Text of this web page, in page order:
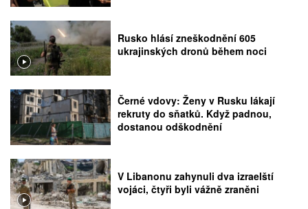
Rusko hlásí zneškodnění 605
ukrajinských dronů během noci
Černé vdovy: Ženy v Rusku lákají
rekruty do sňatků. Když padnou,
dostanou odškodnění
V Libanonu zahynuli dva izraelští
vojáci, čtyři byli vážně zraněni